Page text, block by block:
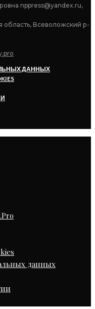
nppress@yandex.ru,
область, Всеволожский р-
ДАННЫХ
данных